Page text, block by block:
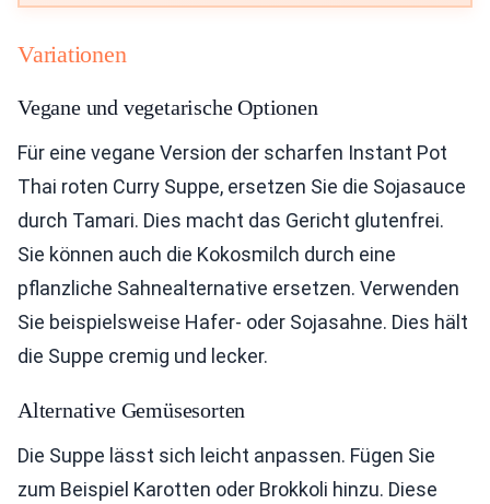
Variationen
Vegane und vegetarische Optionen
Für eine vegane Version der scharfen Instant Pot
Thai roten Curry Suppe, ersetzen Sie die Sojasauce
durch Tamari. Dies macht das Gericht glutenfrei.
Sie können auch die Kokosmilch durch eine
pflanzliche Sahnealternative ersetzen. Verwenden
Sie beispielsweise Hafer- oder Sojasahne. Dies hält
die Suppe cremig und lecker.
Alternative Gemüsesorten
Die Suppe lässt sich leicht anpassen. Fügen Sie
zum Beispiel Karotten oder Brokkoli hinzu. Diese